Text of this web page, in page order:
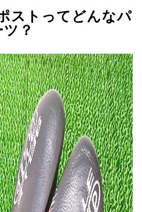
ストってどんなパ
ツ？